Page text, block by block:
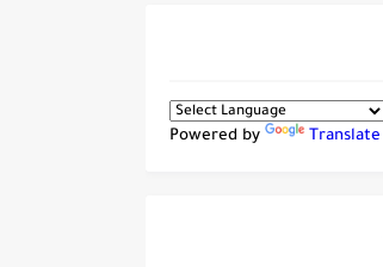
Powered by Translate